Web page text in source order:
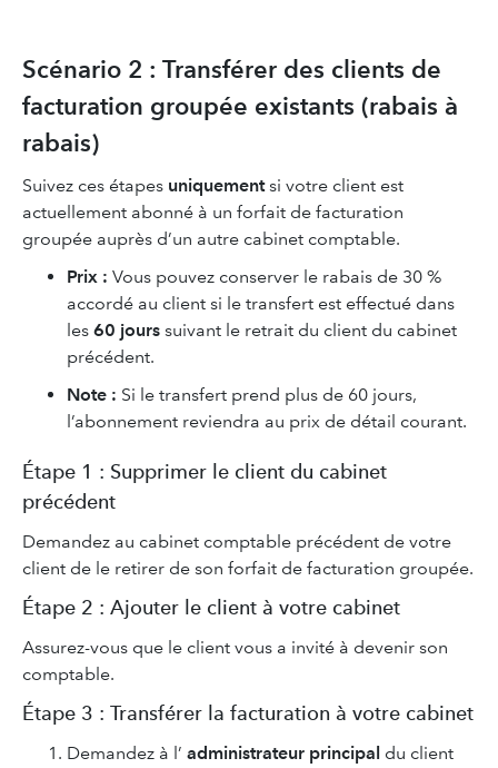
Scénario 2 : Transférer des clients de
facturation groupée existants (rabais à
rabais)
Suivez ces étapes uniquementsi votre client est
actuellement abonné à un forfait de facturation
groupée auprès d’un autre cabinet comptable.
Prix : Vous pouvez conserver le rabais de 30 %
accordé au client si le transfert est effectué dans
les 60 jours suivant le retrait du client du cabinet
précédent.
Note : Si le transfert prend plus de 60 jours,
l’abonnement reviendra au prix de détail courant.
Étape 1 : Supprimer le client du cabinet
précédent
Demandez au cabinet comptable précédent de votre
client de le retirer de son forfait de facturation groupée.
Étape 2 : Ajouter le client à votre cabinet
Assurez-vous que le client vous a invité à devenir son
comptable.
Étape 3 : Transférer la facturation à votre cabinet
Demandez à l’ administrateur principal du client